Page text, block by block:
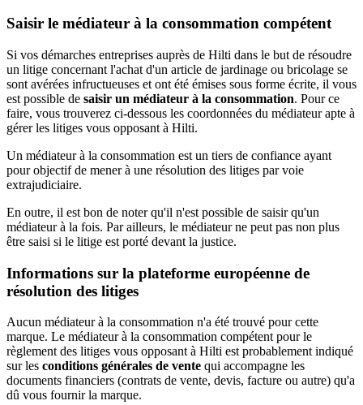
Saisir le médiateur à la consommation compétent
Si vos démarches entreprises auprès de Hilti dans le but de résoudre
un litige concernant l'achat d'un article de jardinage ou bricolage se
sont avérées infructueuses et ont été émises sous forme écrite, il vous
est possible de saisir un médiateur à la consommation. Pour ce
faire, vous trouverez ci-dessous les coordonnées du médiateur apte à
gérer les litiges vous opposant à Hilti.
Un médiateur à la consommation est un tiers de confiance ayant
pour objectif de mener à une résolution des litiges par voie
extrajudiciaire.
En outre, il est bon de noter qu'il n'est possible de saisir qu'un
médiateur à la fois. Par ailleurs, le médiateur ne peut pas non plus
être saisi si le litige est porté devant la justice.
Informations sur la plateforme européenne de
résolution des litiges
Aucun médiateur à la consommation n'a été trouvé pour cette
marque. Le médiateur à la consommation compétent pour le
règlement des litiges vous opposant à Hilti est probablement indiqué
sur les conditions générales de vente qui accompagne les
documents financiers (contrats de vente, devis, facture ou autre) qu'a
dû vous fournir la marque.